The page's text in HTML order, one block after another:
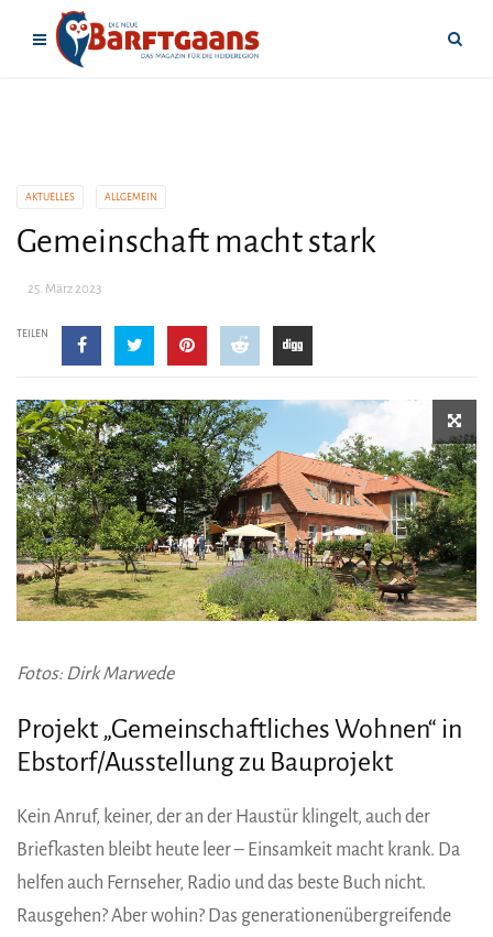
AKTUELLES ALLGEMEIN
Gemeinschaft macht stark
25. März 2023
TEILEN
Fotos: Dirk Marwede
Projekt „Gemeinschaftliches Wohnen“ in
Ebstorf/Ausstellung zu Bauprojekt
Kein Anruf, keiner, der an der Haustür klingelt, auch der
Briefkasten bleibt heute leer – Einsamkeit macht krank. Da
helfen auch Fernseher, Radio und das beste Buch nicht.
Rausgehen? Aber wohin? Das generationenübergreifende